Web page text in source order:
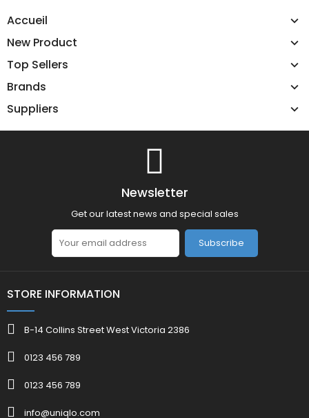
Accueil
New Product
Top Sellers
Brands
Suppliers
Newsletter
Get our latest news and special sales
Subscribe
STORE INFORMATION
B-14 Collins Street West Victoria 2386
0123 456 789
0123 456 789
info@uniqlo.com